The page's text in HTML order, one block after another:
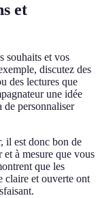
et
souhaits et vos
discutez des
des lectures que
une idée
de personnaliser
il est donc bon de
et à mesure que vous
que les
claire et ouverte ont